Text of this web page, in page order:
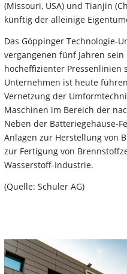
(Missouri, USA) und Tianjin
künftig der alleinige
Das Göppinger Technologie-
vergangenen fünf Jahren
hocheffizienter Pressenlinien
Unternehmen ist heute
Vernetzung der
Maschinen im Bereich der
Neben der Batteriegehäuse-
Anlagen zur Herstellung von
zur Fertigung von
Wasserstoff-Industrie.
(Quelle: Schuler AG)